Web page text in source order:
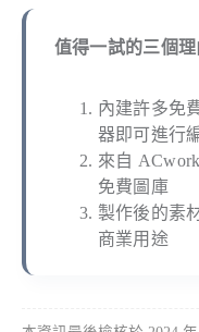
值得一試的三個理
內建許多免
器即可進行
來自
免費圖庫
製作後的素
商業用途